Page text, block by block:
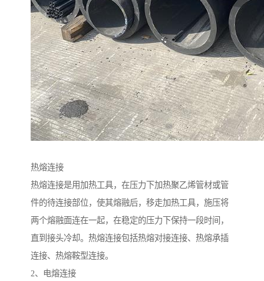
热熔连接
热熔连接是用加热工具，在压力下加热聚乙烯管材或管
件的待连接部位，使其熔融后，移走加热工具，施压将
两个熔融面连在一起，在稳定的压力下保持一段时间，
直到接头冷却。热熔连接包括热熔对接连接、热熔承插
连接、热熔鞍型连接。
2、电熔连接